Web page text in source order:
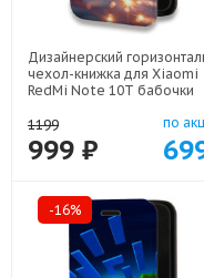
Дизайнерский
чехол-книжка для Xiaomi
RedMi Note 10T бабочки
1199
999 ₽
по
-16%